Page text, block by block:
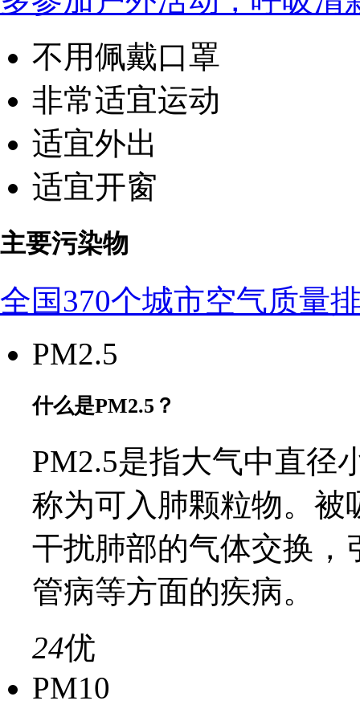
不用佩戴口罩
非常适宜运动
适宜外出
适宜开窗
主要污染物
全国370个城市空气质量
PM2.5
什么是PM2.5？
PM2.5是指大气中直径
称为可入肺颗粒物。被
干扰肺部的气体交换，
管病等方面的疾病。
24优
PM10